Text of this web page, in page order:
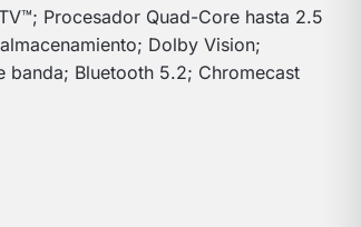
Procesador Quad-Core hasta 2.5
Dolby Vision;
banda; Bluetooth 5.2; Chromecast